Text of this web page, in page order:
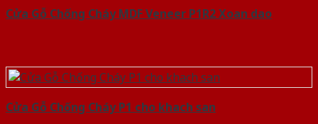
Cửa Gỗ Chống Cháy MDF Veneer P1R2 Xoan dao
Cửa Gỗ Chống Cháy P1 cho khach san